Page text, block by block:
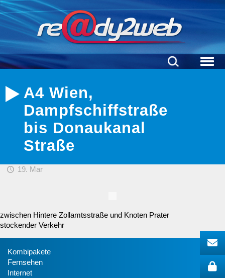
A4 Wien,
Dampfschiffstraße
bis Donaukanal
Straße
19. Mar
zwischen Hintere Zollamtsstraße und Knoten Prater
stockender Verkehr
Kombipakete
Fernsehen
Internet